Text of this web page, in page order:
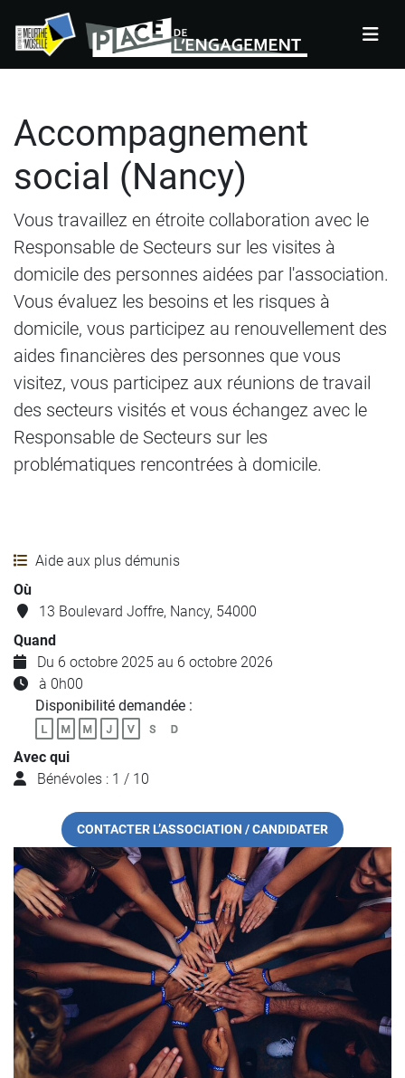
Accompagnement
social (Nancy)
Vous travaillez en étroite collaboration avec le
Responsable de Secteurs sur les visites à
domicile des personnes aidées par l'association.
Vous évaluez les besoins et les risques à
domicile, vous participez au renouvellement des
aides financières des personnes que vous
visitez, vous participez aux réunions de travail
des secteurs visités et vous échangez avec le
Responsable de Secteurs sur les
problématiques rencontrées à domicile.
Aide aux plus démunis
Où
13 Boulevard Joffre, Nancy, 54000
Quand
Du 6 octobre 2025 au 6 octobre 2026
à 0h00
Disponibilité demandée :
Avec qui
Bénévoles : 1 / 10
CONTACTER L’ASSOCIATION / CANDIDATER
Panneau de gestion des cookies